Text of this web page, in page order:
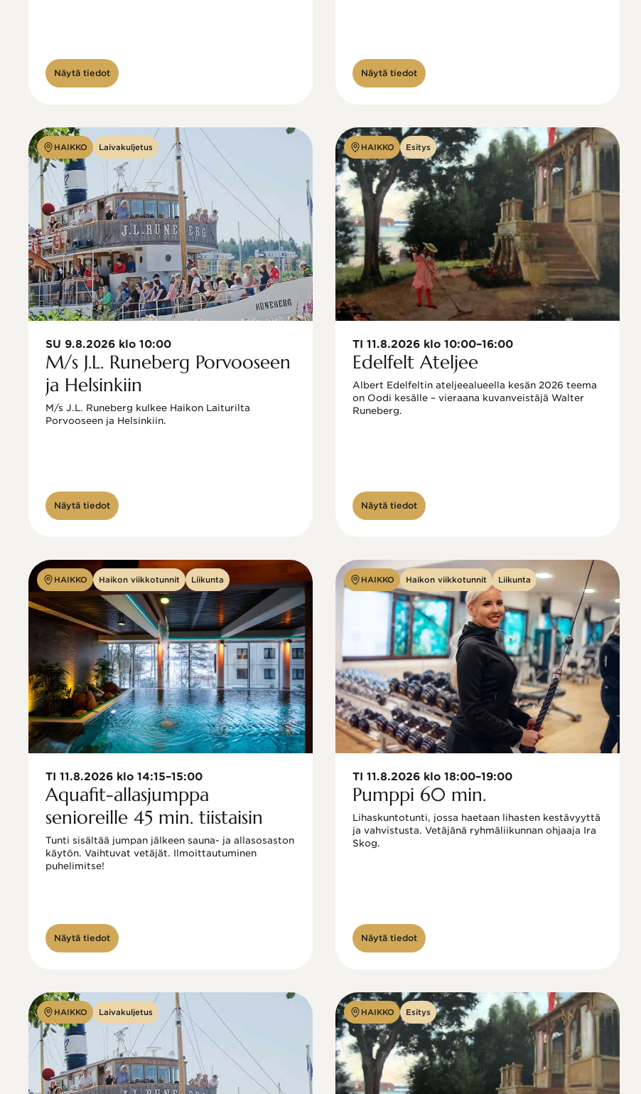
Näytä tiedot Näytä tiedot
HAIKKO Laivakuljetus
SU 9.8.2026 klo 10:00
M/s J.L. Runeberg Porvooseen
ja Helsinkiin
M/s J.L. Runeberg kulkee Haikon Laiturilta
Porvooseen ja Helsinkiin.
Näytä tiedot
HAIKKO Esitys
TI 11.8.2026 klo 10:00–16:00
Edelfelt Ateljee
Albert Edelfeltin ateljeealueella kesän 2026 teema
on Oodi kesälle – vieraana kuvanveistäjä Walter
Näytä tiedot
HAIKKO Haikon viikkotunnit Liikunta
TI 11.8.2026 klo 14:15–15:00
Aquafit-allasjumppa
senioreille 45 min. tiistaisin
Tunti sisältää jumpan jälkeen sauna- ja allasosaston
käytön. Vaihtuvat vetäjät. Ilmoittautuminen
puhelimitse!
Näytä tiedot
HAIKKO Haikon viikkotunnit Liikunta
TI 11.8.2026 klo 18:00–19:00
Pumppi 60 min.
Lihaskuntotunti, jossa haetaan lihasten kestävyyttä
ja vahvistusta. Vetäjänä ryhmäliikunnan ohjaaja Ira
Skog.
Näytä tiedot
HAIKKO Laivakuljetus HAIKKO Esitys